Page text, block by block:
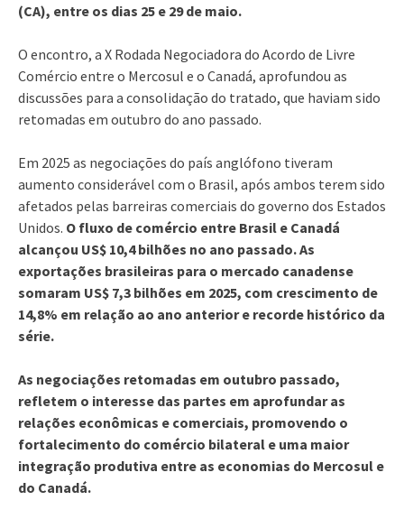
(CA), entre os dias 25 e 29 de maio.
O encontro, a X Rodada Negociadora do Acordo de Livre
Comércio entre o Mercosul e o Canadá, aprofundou as
discussões para a consolidação do tratado, que haviam sido
retomadas em outubro do ano passado.
Em 2025 as negociações do país anglófono tiveram
aumento considerável com o Brasil, após ambos terem sido
afetados pelas barreiras comerciais do governo dos Estados
Unidos. O fluxo de comércio entre Brasil e Canadá
alcançou US$ 10,4 bilhões no ano passado. As
exportações brasileiras para o mercado canadense
somaram US$ 7,3 bilhões em 2025, com crescimento de
14,8% em relação ao ano anterior e recorde histórico da
série.
As negociações retomadas em outubro passado,
refletem o interesse das partes em aprofundar as
relações econômicas e comerciais, promovendo o
fortalecimento do comércio bilateral e uma maior
integração produtiva entre as economias do Mercosul e
do Canadá.